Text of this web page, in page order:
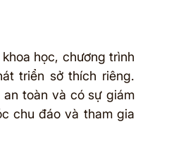
học, chương trình
triển sở thích riêng.
an toàn và có sự giám
chu đáo và tham gia